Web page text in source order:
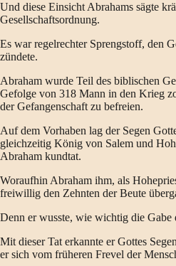
Und diese Einsicht Abrahams sägte
Gesellschaftsordnung.
Es war regelrechter Sprengstoff, den
zündete.
Abraham wurde Teil des biblischen
Gefolge von 318 Mann in den Krieg
der Gefangenschaft zu befreien.
Auf dem Vorhaben lag der Segen
gleichzeitig König von Salem und
Abraham kundtat.
Woraufhin Abraham ihm, als
freiwillig den Zehnten der Beute
Denn er wusste, wie wichtig die Gabe
Mit dieser Tat erkannte er Gottes
er sich vom früheren Frevel der